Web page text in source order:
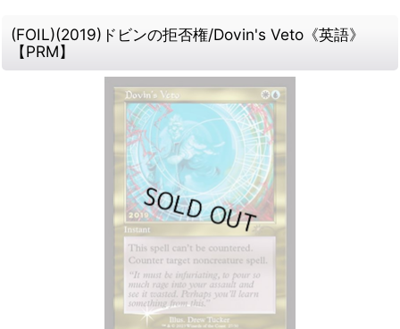
(FOIL)(2019)ドビンの拒否権/Dovin's Veto《英語》
【PRM】